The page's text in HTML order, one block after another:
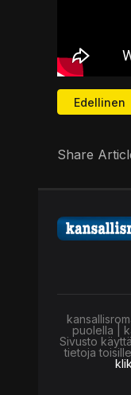
Edellinen
Edellinen
Share
puolella |
Sivusto
tietoja